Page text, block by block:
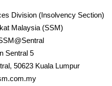
Division (Insolvency Section)
Malaysia (SSM)
Sentral 5
50623 Kuala Lumpur